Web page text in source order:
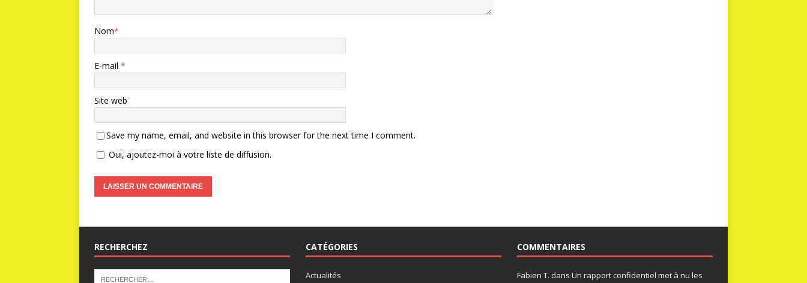
Nom*
E-mail *
Site web
Save my name, email, and website in this browser for the next time I comment.
Oui, ajoutez-moi à votre liste de diffusion.
RECHERCHEZ CATÉGORIES
Actualités
COMMENTAIRES
Fabien T. dans Un rapport confidentiel met à nu les